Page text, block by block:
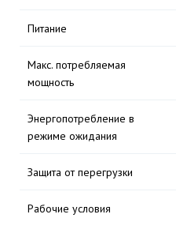
Питание
Макс. потребляемая
мощность
Энергопотребление в
режиме ожидания
Защита от перегрузки
Рабочие условия